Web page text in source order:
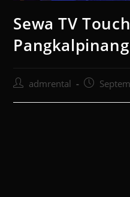
Sewa TV
Pangkalpinang
admrental